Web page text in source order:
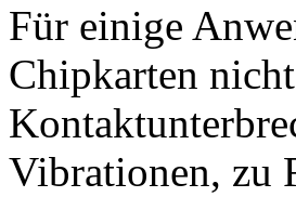
Für einige
Chipkarten
Vibrationen, zu